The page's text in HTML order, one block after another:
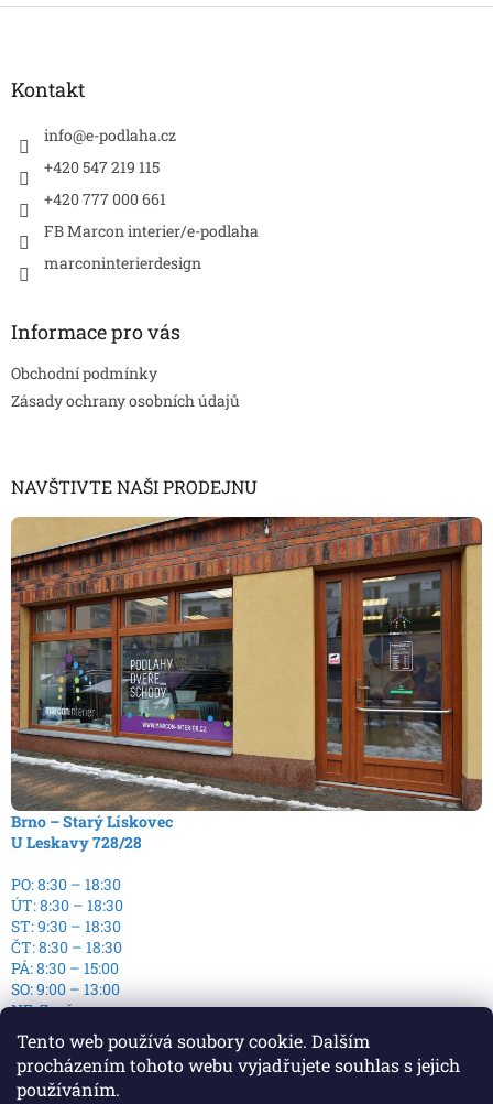
Tento web používá soubory cookie. Dalším
procházením tohoto webu vyjadřujete souhlas s jejich
používáním.
Z
Kontakt
info@e-podlaha.cz
+420 547 219 115
+420 777 000 661
FB Marcon interier/e-podlaha
marconinterierdesign
Informace pro vás
Obchodní podmínky
Zásady ochrany osobních údajů
NAVŠTIVTE NAŠI PRODEJNU
Brno – Starý Lískovec
U Leskavy 728/28
PO: 8:30 – 18:30
ÚT: 8:30 – 18:30
ST: 9:30 – 18:30
ČT: 8:30 – 18:30
PÁ: 8:30 – 15:00
SO: 9:00 – 13:00
NE: Zavřeno